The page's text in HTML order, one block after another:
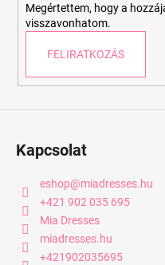
Megértettem, hogy a
visszavonhatom.
FELIRATKOZÁS
Kapcsolat
eshop@miadresses.hu
+421 902 035 695
Mia Dresses
miadresses.hu
+421902035695